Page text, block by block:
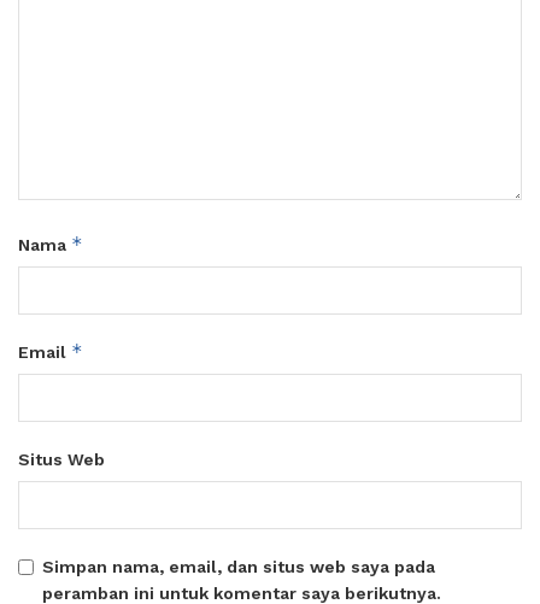
Nama *
Email *
Situs Web
Simpan nama, email, dan situs web saya pada
peramban ini untuk komentar saya berikutnya.